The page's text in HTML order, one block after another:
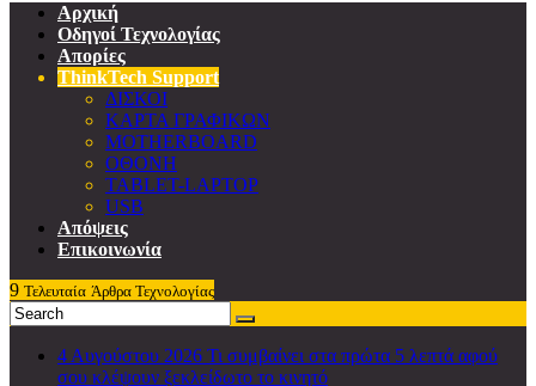
Αρχική
Οδηγοί Τεχνολογίας
Απορίες
ThinkTech Support
ΔΙΣΚΟΙ
ΚΑΡΤΑ ΓΡΑΦΙΚΩΝ
MOTHERBOARD
ΟΘΟΝΗ
TABLET-LAPTOP
USB
Απόψεις
Επικοινωνία
9 Τελευταία Άρθρα Τεχνολογίας
4 Αυγούστου 2026 Τι συμβαίνει στα πρώτα 5 λεπτά αφού
σου κλέψουν ξεκλείδωτο το κινητό